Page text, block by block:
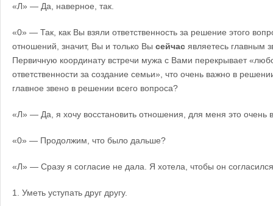
«Л» — Да, наверное, так.
«0» — Так, как Вы взяли ответственность за решение этого
отношений, значит, Вы и только Вы сейчас являетесь главным
Первичную координату встречи мужа с Вами перекрывает
ответственности за создание семьи», что очень важно в
главное звено в решении всего вопроса?
«Л» — Да, я хочу восстановить отношения, для меня это очень
«0» — Продолжим, что было дальше?
«Л» — Сразу я согласие не дала. Я хотела, чтобы он
1. Уметь уступать друг другу.